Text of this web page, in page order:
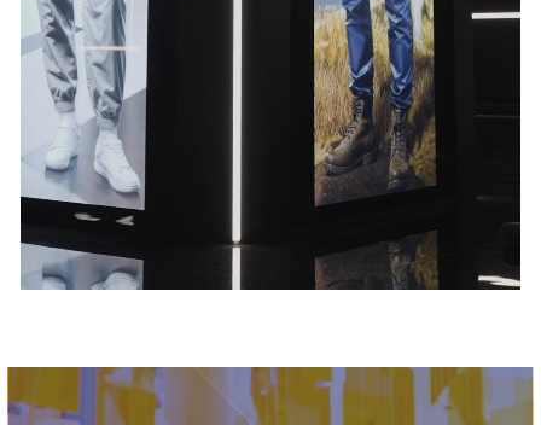
Servizi e accessibilità
Contatti
FAQ
Biglietti
Immagine